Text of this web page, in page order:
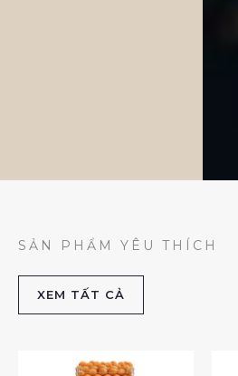
SẢN PHẨM YÊU THÍCH
XEM TẤT CẢ